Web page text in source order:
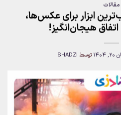
مقالات
ابزار برای عکس‌ها،
هیجان‌انگیز!
1404 توسط SHADZI